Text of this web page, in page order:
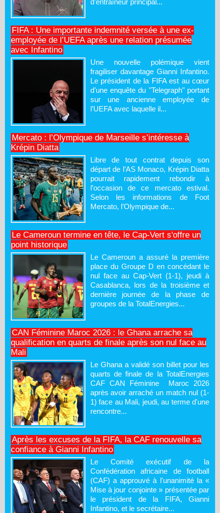
FIFA : Une importante indemnité versée à une ex-
employée de l’UEFA après une relation présumée
avec Infantino
Une nouvelle polémique vient
fragiliser davantage Gianni Infantino.
Le président de la FIFA est au cœur
d’une enquête du "Telegraph" portant
sur une ancienne employée de
l’UEFA avec laquelle il...
Mercato : l’Olympique de Marseille s’intéresse à
Krépin Diatta
Libre de tout contrat depuis son
départ de l’AS Monaco, Krépin Diatta
pourrait rapidement rebondir à
l’occasion de ce mercato estival.
Selon les informations de Foot
Mercato, l’Olympique de...
Le Cameroun termine en tête, le Cap-Vert s'offre un
point historique
Le Cameroun a assuré la première
place du Groupe D en concédant le
nul face au Cap-Vert (1-1), jeudi à
Casablanca, lors de la troisième et
dernière journée de la phase de
groupes de la TotalEnergies...
CAN Féminine Maroc 2026 : le Ghana arrache sa
qualification en quarts de finale après son nul face au
Mali
Le Ghana a validé son billet pour les
quarts de finale de la TotalEnergies
CAF CAN Féminine Maroc 2026
après avoir arraché un match nul (1-
1) face au Mali, jeudi, au terme d'une
rencontre...
Après les excuses de la FIFA, la CAF renouvelle sa
confiance à Gianni Infantino
Le Comité exécutif de la
Confédération africaine de football
(CAF) a approuvé à l'unanimité la «
Mise à jour conjointe » présentée par
le président de la FIFA, Gianni
Infantino, et le secrétaire...